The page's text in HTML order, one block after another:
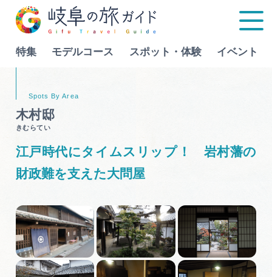
特集 モデルコース スポット・体験 イベント
モデルコース
スポット・体験
イベント
グルメ
Language
行きたいリストを見る
木村邸
きむらてい
江戸時代にタイムスリップ！ 岩村藩の
財政難を支えた大問屋